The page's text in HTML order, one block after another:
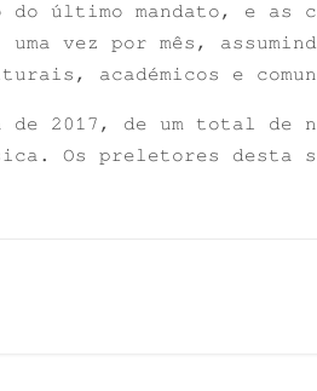
último mandato, e as
vez por mês,
académicos e
2017, de um total de
Os preletores desta